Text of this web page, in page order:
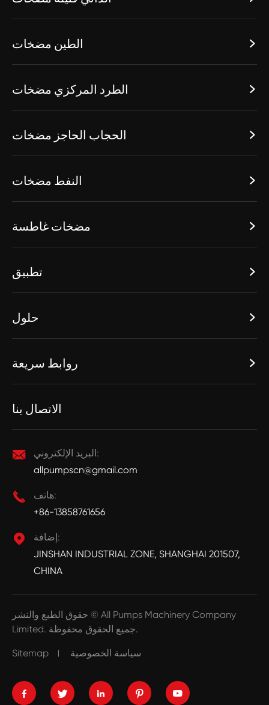
الطين مضخات 
الطرد المركزي مضخات 
الحجاب الحاجز مضخات 
النفط مضخات 
مضخات غاطسة 
تطبيق 
حلول 
روابط سريعة 
الاتصال بنا

البريد الإلكتروني:
allpumpscn@gmail.com

هاتف:
+86-13858761656

إضافة:
JINSHAN INDUSTRIAL ZONE, SHANGHAI 201507,
CHINA
حقوق الطبع والنشر © All Pumps Machinery Company
Limited.
جميع الحقوق محفوظة.
Sitemap سياسة الخصوصية
    